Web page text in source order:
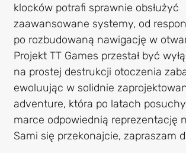
klocków potrafi sprawnie obsłużyć
zaawansowane systemy, od
po rozbudowaną nawigację w
Projekt TT Games przestał być
na prostej destrukcji otoczenia
ewoluując w solidnie
adventure, która po latach
marce odpowiednią reprezentację
Sami się przekonajcie, zapraszam